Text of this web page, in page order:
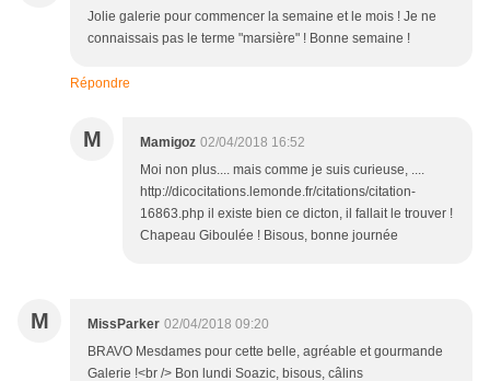
Jolie galerie pour commencer la semaine et le mois ! Je ne
connaissais pas le terme "marsière" ! Bonne semaine !
Répondre
M Mamigoz 02/04/2018 16:52
Moi non plus.... mais comme je suis curieuse, ....
http://dicocitations.lemonde.fr/citations/citation-
16863.php il existe bien ce dicton, il fallait le trouver !
Chapeau Giboulée ! Bisous, bonne journée
M MissParker 02/04/2018 09:20
BRAVO Mesdames pour cette belle, agréable et gourmande
Galerie !<br /> Bon lundi Soazic, bisous, câlins